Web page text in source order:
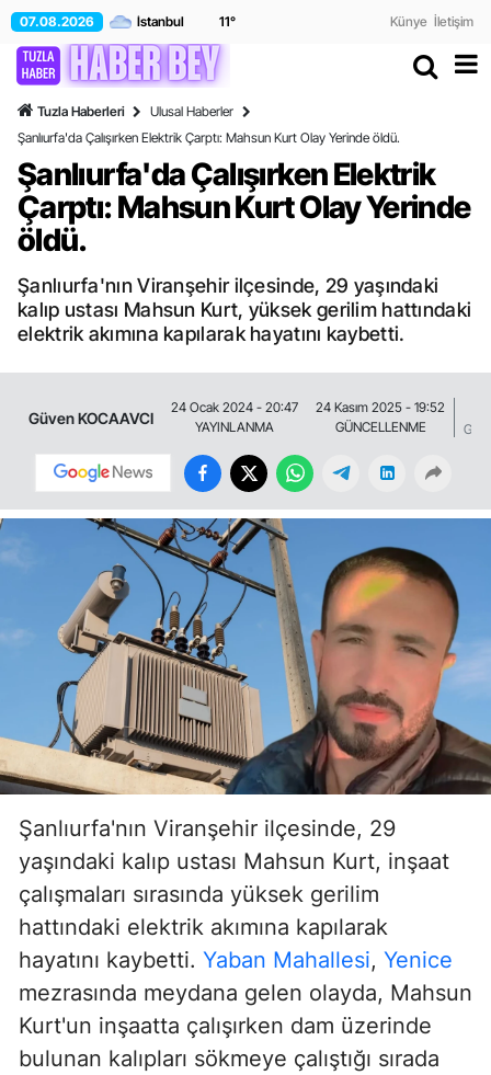
07.08.2026 11° Künye İletişim
Tuzla Haberleri
Ulusal Haberler
Şanlıurfa'da Çalışırken Elektrik Çarptı: Mahsun Kurt Olay Yerinde öldü.
Şanlıurfa'da Çalışırken Elektrik
Çarptı: Mahsun Kurt Olay Yerinde
öldü.
Şanlıurfa'nın Viranşehir ilçesinde, 29 yaşındaki
kalıp ustası Mahsun Kurt, yüksek gerilim hattındaki
elektrik akımına kapılarak hayatını kaybetti.
Güven KOCAAVCI
24 Ocak 2024 - 20:47
YAYINLANMA
24 Kasım 2025 - 19:52
GÜNCELLENME
Şanlıurfa'nın Viranşehir ilçesinde, 29
yaşındaki kalıp ustası Mahsun Kurt, inşaat
çalışmaları sırasında yüksek gerilim
hattındaki elektrik akımına kapılarak
hayatını kaybetti. Yaban Mahallesi, Yenice
mezrasında meydana gelen olayda, Mahsun
Kurt'un inşaatta çalışırken dam üzerinde
bulunan kalıpları sökmeye çalıştığı sırada